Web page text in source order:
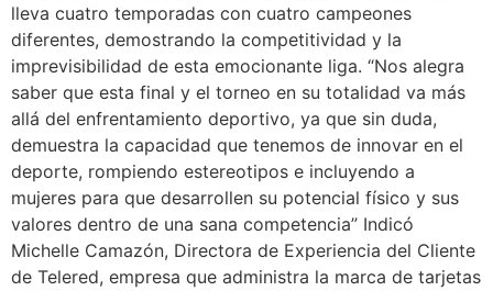
lleva cuatro temporadas con cuatro campeones
diferentes, demostrando la competitividad y la
imprevisibilidad de esta emocionante liga. “Nos alegra
saber que esta final y el torneo en su totalidad va más
allá del enfrentamiento deportivo, ya que sin duda,
demuestra la capacidad que tenemos de innovar en el
deporte, rompiendo estereotipos e incluyendo a
mujeres para que desarrollen su potencial físico y sus
valores dentro de una sana competencia” Indicó
Michelle Camazón, Directora de Experiencia del Cliente
de Telered, empresa que administra la marca de tarjetas